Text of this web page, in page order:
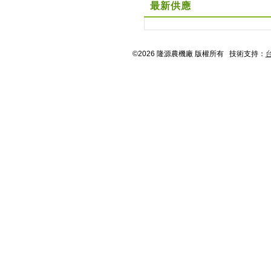
最新供應
©2026 隆源農機廠 版權所有 技術支持：